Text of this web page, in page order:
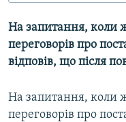
МУЛЬТИМЕДІА
ФОТО
ПОДКАСТИ
На запитання, коли
переговорів про
відповів, що після
На запитання, коли
переговорів про